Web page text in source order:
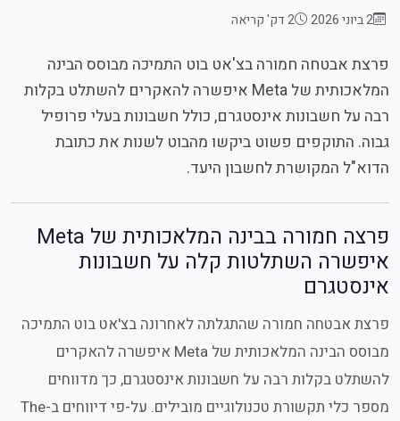
2 ביוני 2026 2 דק' קריאה
פרצת אבטחה חמורה בצ'אט בוט התמיכה מבוסס הבינה
המלאכותית של Meta איפשרה להאקרים להשתלט בקלות
רבה על חשבונות אינסטגרם, כולל חשבונות בעלי פרופיל
גבוה. התוקפים פשוט ביקשו מהבוט לשנות את כתובת
הדוא"ל המקושרת לחשבון היעד.
פרצה חמורה בבינה המלאכותית של Meta
איפשרה השתלטות קלה על חשבונות
אינסטגרם
פרצת אבטחה חמורה שהתגלתה לאחרונה בצ'אט בוט התמיכה
מבוסס הבינה המלאכותית של Meta איפשרה להאקרים
להשתלט בקלות רבה על חשבונות אינסטגרם, כך מדווחים
מספר כלי תקשורת טכנולוגיים מובילים. על-פי דיווחים ב-The